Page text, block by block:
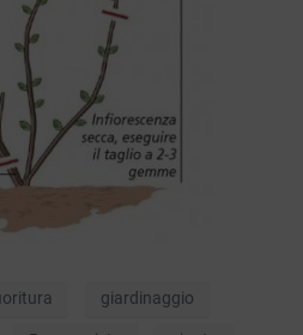
giardinaggio